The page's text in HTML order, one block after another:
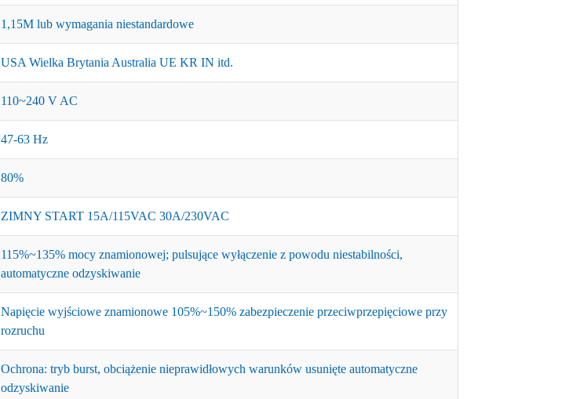
1,15M lub wymagania niestandardowe
USA Wielka Brytania Australia UE KR IN itd.
110~240 V AC
47-63 Hz
80%
ZIMNY START 15A/115VAC 30A/230VAC
115%~135% mocy znamionowej; pulsujące wyłączenie z powodu niestabilności,
automatyczne odzyskiwanie
Napięcie wyjściowe znamionowe 105%~150% zabezpieczenie przeciwprzepięciowe przy
rozruchu
Ochrona: tryb burst, obciążenie nieprawidłowych warunków usunięte automatyczne
odzyskiwanie